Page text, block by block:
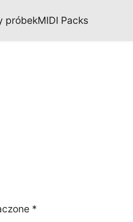
próbekMIDI Packs
*